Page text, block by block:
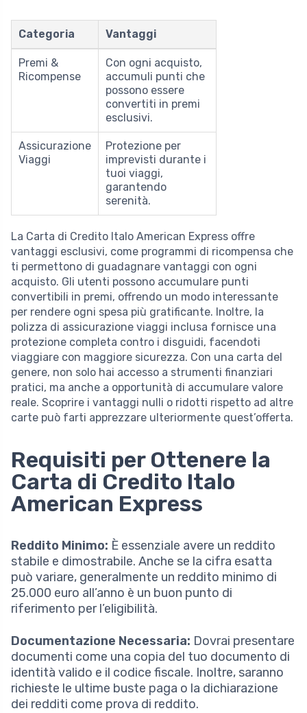
Categoria Vantaggi
Premi &
Ricompense
Con ogni acquisto,
accumuli punti che
possono essere
convertiti in premi
esclusivi.
Assicurazione
Viaggi
Protezione per
imprevisti durante i
tuoi viaggi,
garantendo
serenità.
La Carta di Credito Italo American Express offre
vantaggi esclusivi, come programmi di ricompensa che
ti permettono di guadagnare vantaggi con ogni
acquisto. Gli utenti possono accumulare punti
convertibili in premi, offrendo un modo interessante
per rendere ogni spesa più gratificante. Inoltre, la
polizza di assicurazione viaggi inclusa fornisce una
protezione completa contro i disguidi, facendoti
viaggiare con maggiore sicurezza. Con una carta del
genere, non solo hai accesso a strumenti finanziari
pratici, ma anche a opportunità di accumulare valore
reale. Scoprire i vantaggi nulli o ridotti rispetto ad altre
carte può farti apprezzare ulteriormente quest’offerta.
Requisiti per Ottenere la
Carta di Credito Italo
American Express
Reddito Minimo: È essenziale avere un reddito
stabile e dimostrabile. Anche se la cifra esatta
può variare, generalmente un reddito minimo di
25.000 euro all’anno è un buon punto di
riferimento per l’eligibilità.
Documentazione Necessaria: Dovrai presentare
documenti come una copia del tuo documento di
identità valido e il codice fiscale. Inoltre, saranno
richieste le ultime buste paga o la dichiarazione
dei redditi come prova di reddito.